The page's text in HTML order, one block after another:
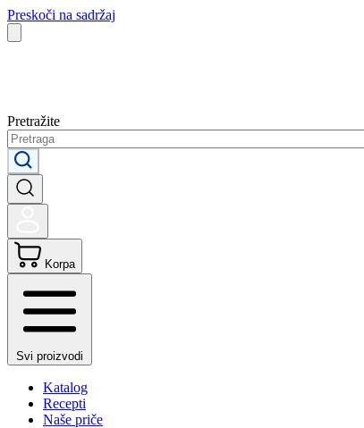
Preskoči na sadržaj
Pretražite
Korpa
Svi proizvodi
Katalog
Recepti
Naše priče